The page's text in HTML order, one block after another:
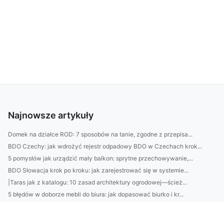
Najnowsze artykuły
Domek na działce ROD: 7 sposobów na tanie, zgodne z przepisa...
BDO Czechy: jak wdrożyć rejestr odpadowy BDO w Czechach krok...
5 pomysłów jak urządzić mały balkon: sprytne przechowywanie,...
BDO Słowacja krok po kroku: jak zarejestrować się w systemie...
|Taras jak z katalogu: 10 zasad architektury ogrodowej—ścież...
5 błędów w doborze mebli do biura: jak dopasować biurko i kr...